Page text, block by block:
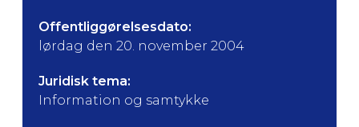
Offentliggørelsesdato:
lørdag den 20. november 2004
Juridisk tema:
Information og samtykke